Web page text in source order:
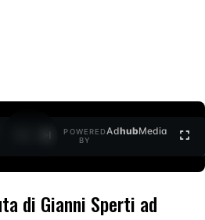
POWERED
BY
AdhubMedia
di Gianni Sperti ad